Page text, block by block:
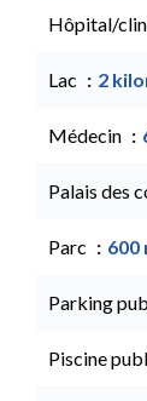
Hôpital/
Lac 2
Médecin
Palais des
Parc 600
Parking
Piscine